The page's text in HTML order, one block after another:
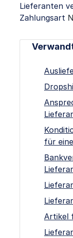
Lieferanten
Zahlungsart
für
Artikel